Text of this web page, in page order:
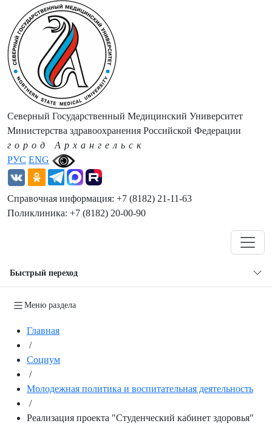
РУС ENG
Северный Государственный Медицинский Университет
Министерства здравоохранения Российской Федерации
город Архангельск
Справочная информация: +7 (8182) 21-11-63
Поликлиника: +7 (8182) 20-00-90
Быстрый переход
Меню раздела
Главная
/
Социум
/
Молодежная политика и воспитательная деятельность
/
Реализация проекта "Студенческий кабинет здоровья"